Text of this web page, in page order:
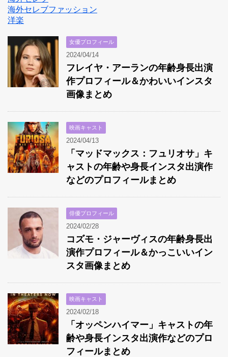
海外セレブファッション
洋楽
女優プロフィール
2024/04/14
フレイヤ・アーランの年齢身長出演
作プロフィール＆かわいいインスタ
画像まとめ
映画キャスト
2024/04/13
「マッドマックス：フュリオサ」キ
ャストの年齢や身長インスタ出演作
などのプロフィールまとめ
俳優プロフィール
2024/02/28
コズモ・ジャーヴィスの年齢身長出
演作プロフィール＆かっこいいイン
スタ画像まとめ
映画キャスト
2024/02/18
「オッペンハイマー」キャストの年
齢や身長インスタ出演作などのプロ
フィールまとめ